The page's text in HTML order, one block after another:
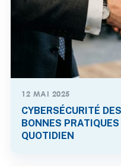
12 MAI 2025
CYBERSÉCURITÉ
BONNES
QUOTIDIEN